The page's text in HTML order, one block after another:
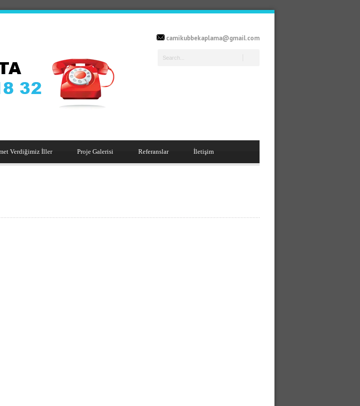
camikubbekaplama@gmail.com
Verdiğimiz İller Proje Galerisi Referanslar İletişim